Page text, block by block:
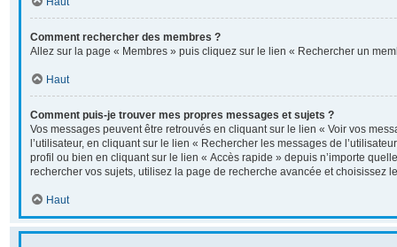
Comment rechercher des membres ?
Allez sur la page « Membres » puis cliquez sur le lien « Rechercher un
Haut
Comment puis-je trouver mes propres messages et sujets ?
Vos messages peuvent être retrouvés en cliquant sur le lien « Voir vos
l’utilisateur, en cliquant sur le lien « Rechercher les messages de
profil ou bien en cliquant sur le lien « Accès rapide » depuis n’importe
rechercher vos sujets, utilisez la page de recherche avancée et choisissez
Haut